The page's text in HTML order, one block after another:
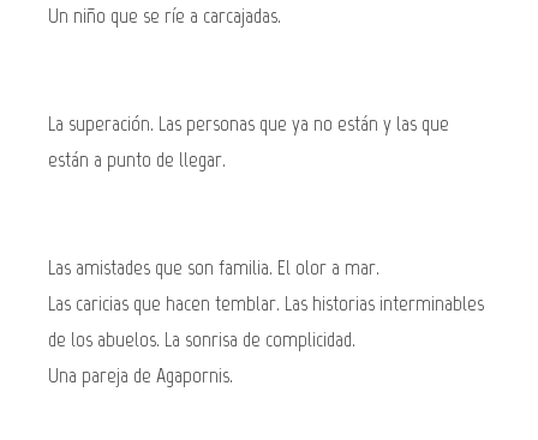
Un niño que se ríe a carcajadas.
La superación. Las personas que ya no están y las que
están a punto de llegar.
Las amistades que son familia. El olor a mar.
Las caricias que hacen temblar. Las historias interminables
de los abuelos. La sonrisa de complicidad.
Una pareja de Agapornis.